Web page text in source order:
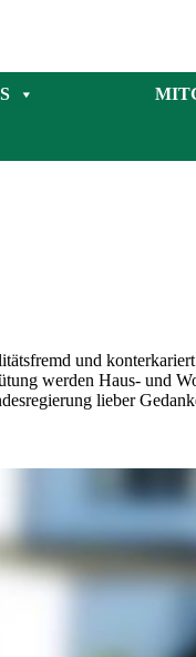
und
werden Haus- und
lieber